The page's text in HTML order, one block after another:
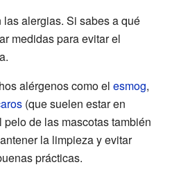
alergias. Si sabes a qué
medidas para evitar el
alérgenos como el esmog,
(que suelen estar en
de las mascotas también
la limpieza y evitar
prácticas.